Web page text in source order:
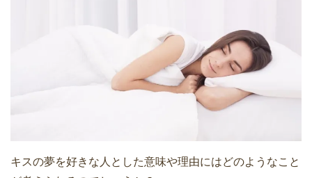
キスの夢を好きな人とした意味や理由にはどのようなこと